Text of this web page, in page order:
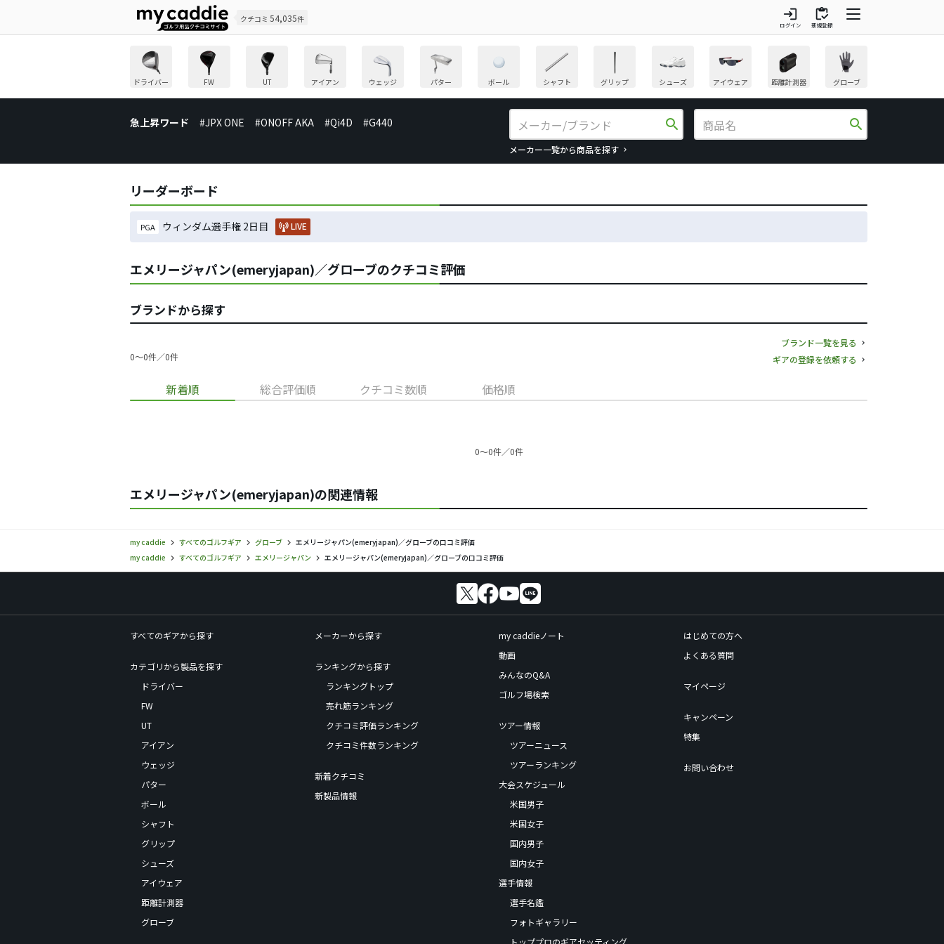
クチコミ 54,035件 login
ログイン
inventory
新規登録
ドライバー FW UT アイアン ウェッジ パター ボール シャフト グリップ シューズ アイウェア 距離計測器 グローブ
急上昇ワード #JPX ONE #ONOFF AKA #Qi4D #G440 search
メーカー一覧から商品を探す
search
リーダーボード
PGA ウィンダム選手権 2日目 LIVE
エメリージャパン(emeryjapan)／グローブのクチコミ評価
ブランドから探す
0〜0件／0件
ブランド一覧を見る
ギアの登録を依頼する
新着順 総合評価順 クチコミ数順 価格順
0〜0件／0件
エメリージャパン(emeryjapan)の関連情報
my caddie すべてのゴルフギア グローブ
エメリージャパン(emeryjapan)／グローブの口コミ評価
my caddie
すべてのゴルフギア エメリージャパン エメリージャパン(emeryjapan)／グローブの口コミ評価
すべてのギアから探す
カテゴリから製品を探す
ドライバー
FW
UT
アイアン
ウェッジ
パター
ボール
シャフト
グリップ
シューズ
アイウェア
距離計測器
グローブ
メーカーから探す
ランキングから探す
ランキングトップ
売れ筋ランキング
クチコミ評価ランキング
クチコミ件数ランキング
新着クチコミ
新製品情報
my caddieノート
動画
みんなのQ&A
ゴルフ場検索
ツアー情報
ツアーニュース
ツアーランキング
大会スケジュール
米国男子
米国女子
国内男子
国内女子
選手情報
選手名鑑
フォトギャラリー
トッププロのギアセッティング
はじめての方へ
よくある質問
マイページ
キャンペーン
特集
お問い合わせ